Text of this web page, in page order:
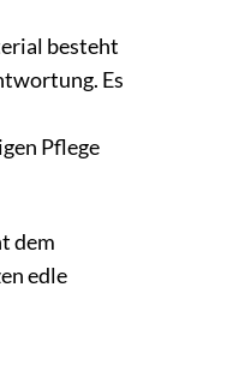
besteht
Es
Pflege
dem
edle